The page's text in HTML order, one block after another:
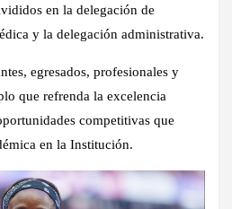
en la delegación de
y la delegación administrativa.
egresados, profesionales y
que refrenda la excelencia
competitivas que
en la Institución.